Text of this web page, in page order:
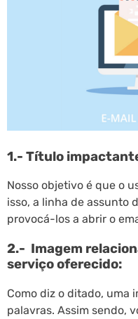
1.- Título
Nosso objetivo é que o
isso, a linha de assunto
provocá-los a abrir o
2.- Imagem
serviço oferecido:
Como diz o ditado, uma
palavras. Assim sendo,